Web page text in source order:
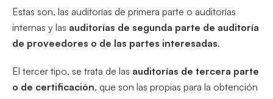
Estas son, las auditorías de primera parte o auditorías
internas y las auditorías de segunda parte de auditoría
de proveedores o de las partes interesadas.
El tercer tipo, se trata de las auditorías de tercera parte
o de certificación, que son las propias para la obtención